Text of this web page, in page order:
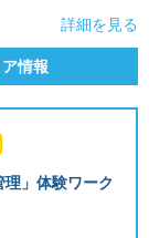
詳細を見る
情報
理」体験ワーク